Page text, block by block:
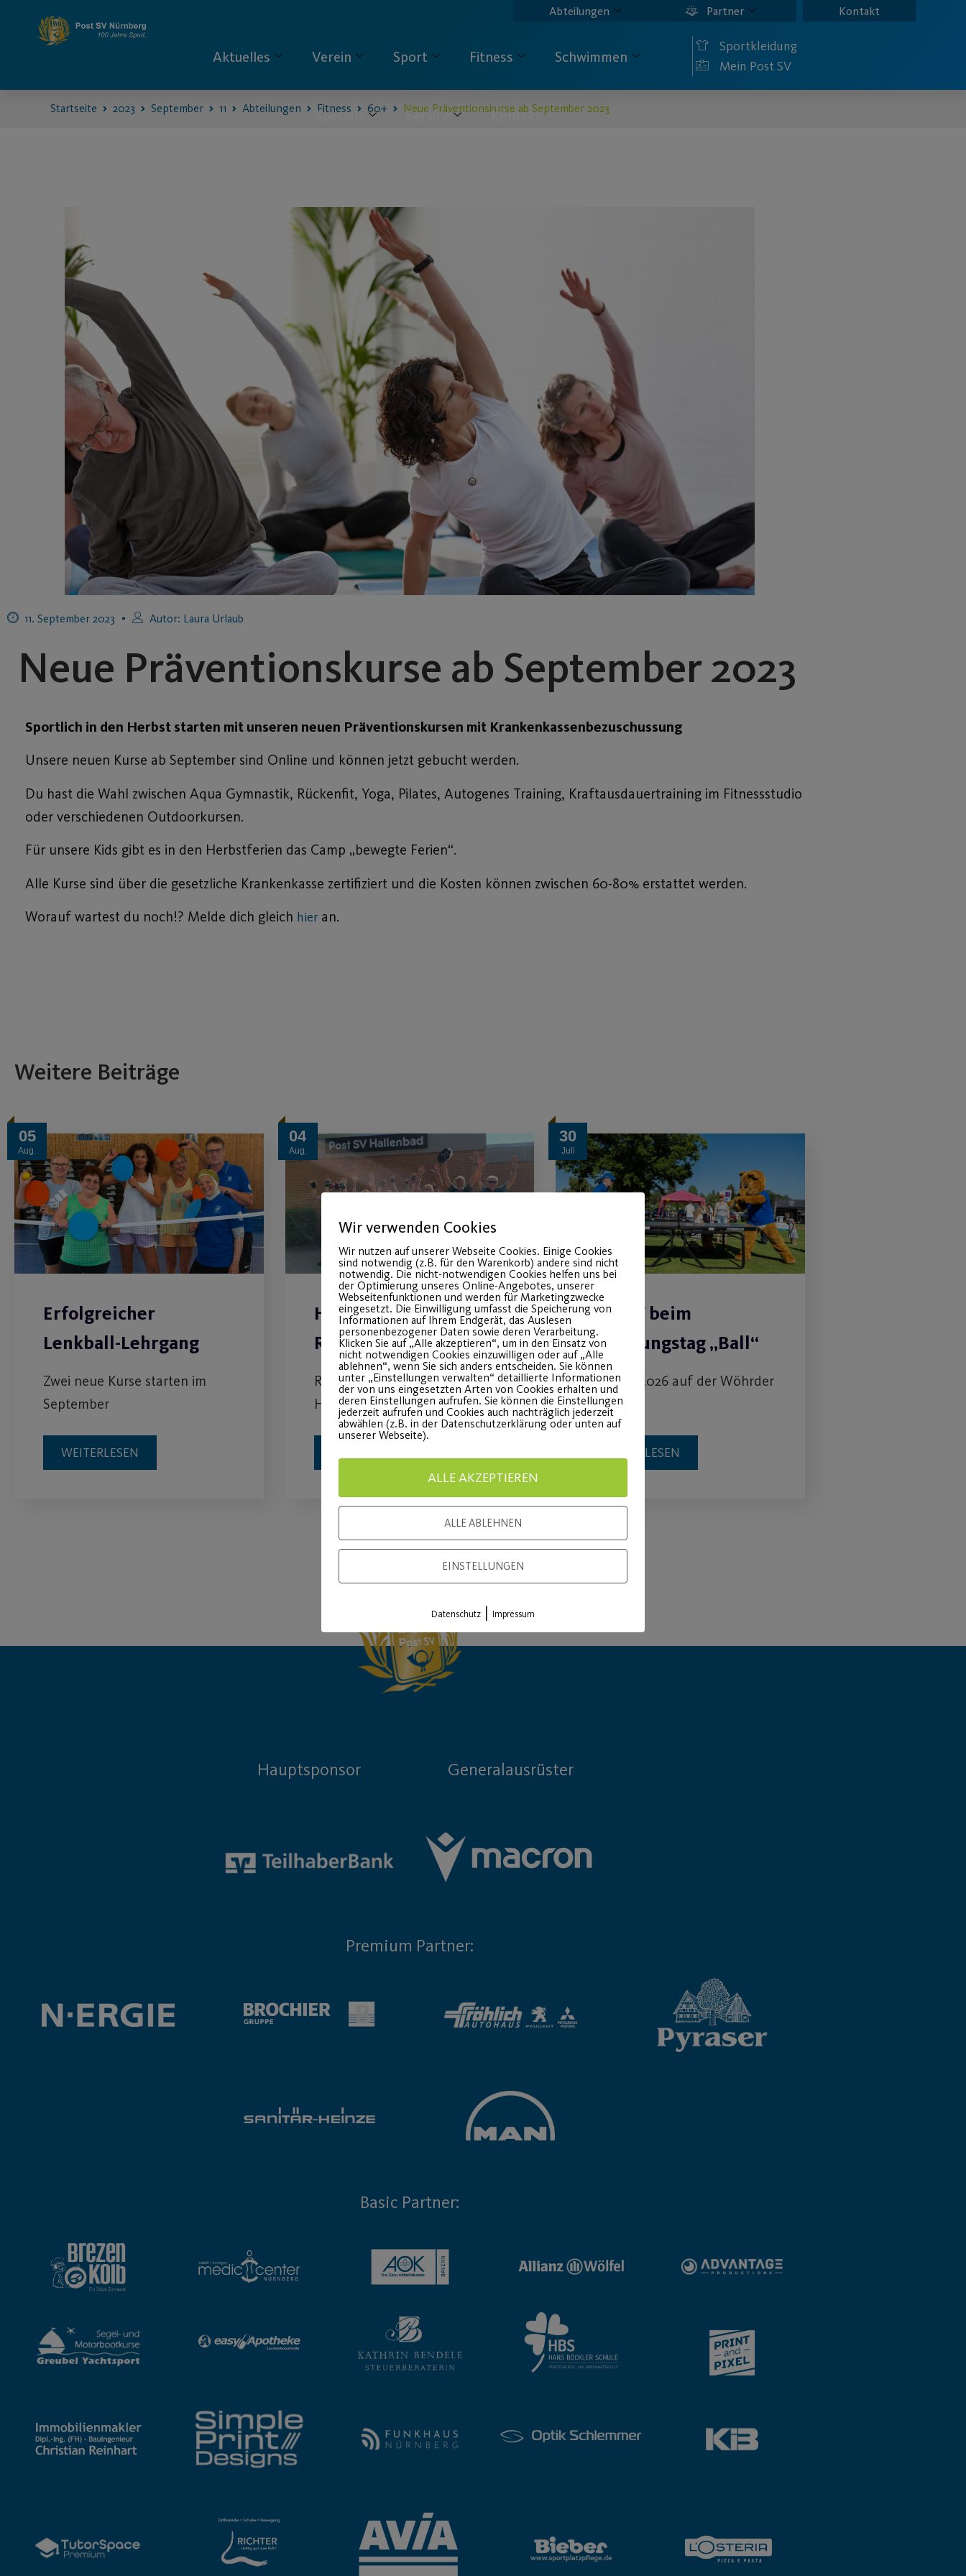
Abteilungen Partner Kontakt
Aktuelles Verein Sport Fitness Schwimmen
Specials Service Kontakt
Sportkleidung
Mein Post SV
Startseite 2023 September 11 Abteilungen Fitness 60+ Neue Präventionskurse ab September 2023
11. September 2023 Autor: Laura Urlaub
Neue Präventionskurse ab September 2023
Sportlich in den Herbst starten mit unseren neuen Präventionskursen mit Krankenkassenbezuschussung
Unsere neuen Kurse ab September sind Online und können jetzt gebucht werden.
Du hast die Wahl zwischen Aqua Gymnastik, Rückenfit, Yoga, Pilates, Autogenes Training, Kraftausdauertraining im Fitnessstudio
oder verschiedenen Outdoorkursen.
Für unsere Kids gibt es in den Herbstferien das Camp „bewegte Ferien“.
Alle Kurse sind über die gesetzliche Krankenkasse zertifiziert und die Kosten können zwischen 60-80% erstattet werden.
Worauf wartest du noch!? Melde dich gleich hier an.
Weitere Beiträge
05
Aug.
Erfolgreicher
Lenkball-Lehrgang
Zwei neue Kurse starten im
September
WEITERLESEN
04
Aug.
Hitzeschlacht auf zwei
Rädern
Radtourbericht vom 30.07. -
Heiße Tour, coole Truppe
30
Juli
Post SV beim
Bewegungstag „Ball“
am 16.08.2026 auf der Wöhrder
Wiese
WEITERLESEN
Hauptsponsor Generalausrüster
Premium Partner:
Basic Partner:
Wir verwenden Cookies
Wir nutzen auf unserer Webseite Cookies. Einige Cookies
sind notwendig (z.B. für den Warenkorb) andere sind nicht
notwendig. Die nicht-notwendigen Cookies helfen uns bei
der Optimierung unseres Online-Angebotes, unserer
Webseitenfunktionen und werden für Marketingzwecke
eingesetzt. Die Einwilligung umfasst die Speicherung von
Informationen auf Ihrem Endgerät, das Auslesen
personenbezogener Daten sowie deren Verarbeitung.
Klicken Sie auf „Alle akzeptieren“, um in den Einsatz von
nicht notwendigen Cookies einzuwilligen oder auf „Alle
ablehnen“, wenn Sie sich anders entscheiden. Sie können
unter „Einstellungen verwalten“ detaillierte Informationen
der von uns eingesetzten Arten von Cookies erhalten und
deren Einstellungen aufrufen. Sie können die Einstellungen
jederzeit aufrufen und Cookies auch nachträglich jederzeit
abwählen (z.B. in der Datenschutzerklärung oder unten auf
unserer Webseite).
ALLE AKZEPTIEREN
ALLE ABLEHNEN
EINSTELLUNGEN
Datenschutz | Impressum